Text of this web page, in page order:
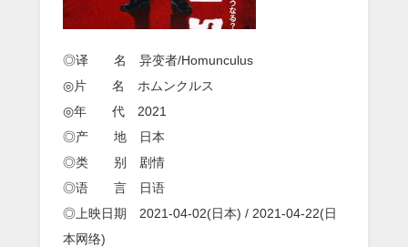
◎译 名 异变者/Homunculus
◎片 名 ホムンクルス
◎年 代 2021
◎产 地 日本
◎类 别 剧情
◎语 言 日语
◎上映日期 2021-04-02(日本) / 2021-04-22(日
本网络)